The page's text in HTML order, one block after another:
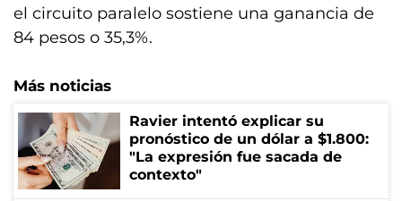
el circuito paralelo sostiene una ganancia de
84 pesos o 35,3%.
Más noticias
Ravier intentó explicar su
pronóstico de un dólar a $1.800:
"La expresión fue sacada de
contexto"